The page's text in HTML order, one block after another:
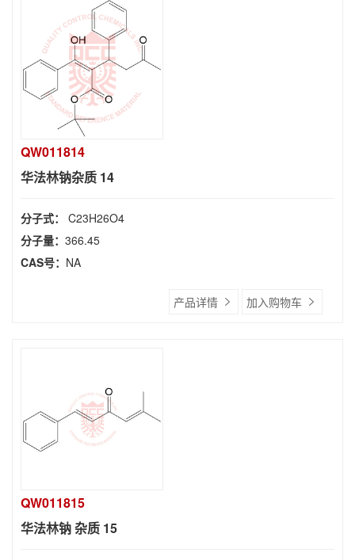
QW011814
华法林钠杂质 14
分子式： C23H26O4
分子量： 366.45
CAS号： NA
产品详情 加入购物车
QW011815
华法林钠 杂质 15